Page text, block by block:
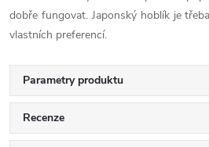
dobře fungovat. Japonský hoblík je
vlastních preferencí.
Parametry produktu
Recenze